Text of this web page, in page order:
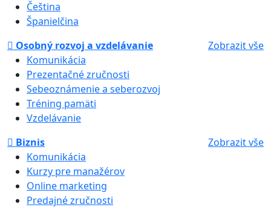
Čeština
Španielčina
Osobný rozvoj a vzdelávanie
Zobrazit vše
Komunikácia
Prezentačné zručnosti
Sebeoznámenie a seberozvoj
Tréning pamäti
Vzdelávanie
Biznis
Zobrazit vše
Komunikácia
Kurzy pre manažérov
Online marketing
Predajné zručnosti